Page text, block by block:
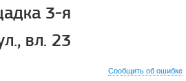
3-я
вл. 23
Сообщить об ошибке